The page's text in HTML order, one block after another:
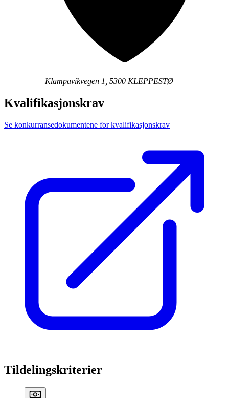
Klampavikvegen 1, 5300 KLEPPESTØ
Kvalifikasjonskrav
Se konkurransedokumentene for kvalifikasjonskrav
Tildelingskriterier